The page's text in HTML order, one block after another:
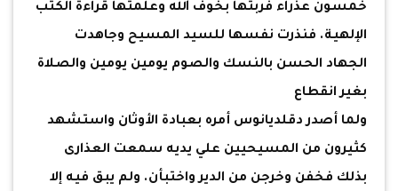
خمسون عذراء فربتها بخوف الله وعلمتها قراءة الكتب
الإلهية. فنذرت نفسها للسيد المسيح وجاهدت
الجهاد الحسن بالنسك والصوم يومين يومين والصلاة
بغير انقطاع
ولما أصدر دقلديانوس أمره بعبادة الأوثان واستشهد
كثيرون من المسيحيين علي يديه سمعت العذارى
بذلك فخفن وخرجن من الدير واختبأن. ولم يبق فيه إلا